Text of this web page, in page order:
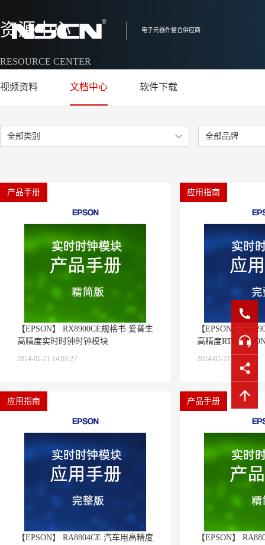
电子元器件整合供应商
资源中心
RESOURCE CENTER
视频资料 文档中心 软件下载
全部类别 全部品牌
【EPSON】 RX8900CE规格书 爱普生
高精度实时时钟时钟模块
产品手册
2024-02-21 14:03:27
【EPSON】
高精度RTC
应用指南
2024-02-21 13:39:36
【EPSON】 RA8804CE 汽车用高精度
应用指南
【EPSON】
产品手册